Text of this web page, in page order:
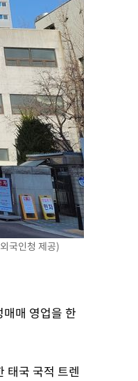
국인청 제공)
매 영업을 한
태국 국적 트렌